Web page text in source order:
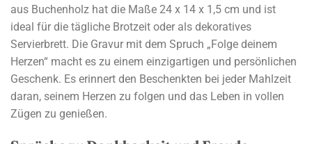
aus Buchenholz hat die Maße 24 x 14 x 1,5 cm und ist
ideal für die tägliche Brotzeit oder als dekoratives
Servierbrett. Die Gravur mit dem Spruch „Folge deinem
Herzen“ macht es zu einem einzigartigen und persönlichen
Geschenk. Es erinnert den Beschenkten bei jeder Mahlzeit
daran, seinem Herzen zu folgen und das Leben in vollen
Zügen zu genießen.